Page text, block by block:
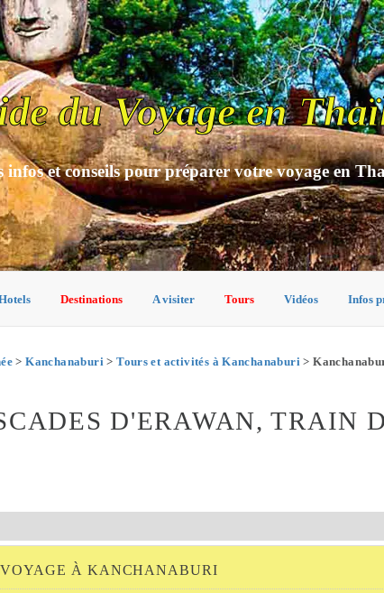
du Voyage en
infos et conseils pour préparer votre voyage en
Destinations A visiter Tours Vidéos Infos
>Kanchanaburi>Tours et activités à Kanchanaburi >
D'ERAWAN, TRAIN
À KANCHANABURI